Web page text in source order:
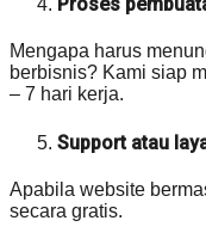
Mengapa harus
berbisnis? Kami siap
– 7 hari kerja.
Support atau
Apabila website
secara gratis.